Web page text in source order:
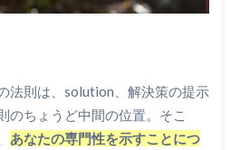
法則は、solution、解決策の提示
のちょうど中間の位置。そこ
あなたの専門性を示すことにつ